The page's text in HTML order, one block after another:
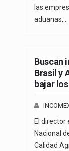
las
aduanas,…
Buscan
Brasil y
bajar
El director
Nacional
Calidad